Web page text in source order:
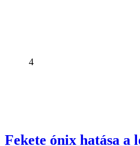
4
Fekete ónix hatása a